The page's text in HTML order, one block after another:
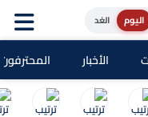
الغد
الأخبار المحترفون